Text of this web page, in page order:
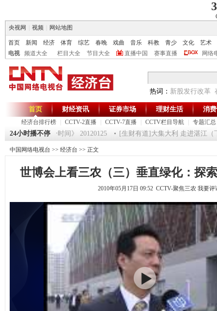
央视网
视频 网站地图
首页 新闻 经济 体育 综艺 春晚 戏曲 音乐 科教 青少 文化
艺术
电视
频道大全 栏目大全 节目大全 直播中国 赛事直播 网络
热词： 新股发行改革
首页
经济台排行榜 CCTV-2直播 CCTV-7直播 CCTV栏目导航 专题汇总
财经资讯 证券市场 理财生活 消
24小时播不停
师 5 《第一时间》 20120125 [生财有道]大集大利 走进湛江（下
中国网络电视台 >> 经济台 >> 正文
世博会上看三农（三）垂直绿化：探
2010年05月17日 09:52 CCTV-聚焦三农 我要评